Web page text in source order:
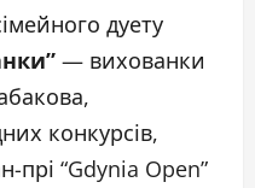
дуету
— вихованки
конкурсів,
прі “Gdynia Open”